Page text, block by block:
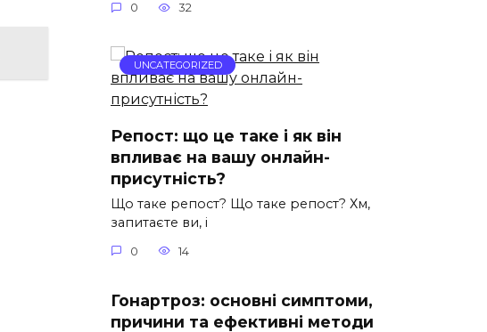
0 32
UNCATEGORIZED
Репост: що це таке і як він
впливає на вашу онлайн-
присутність?
Що таке репост? Що таке репост? Хм,
запитаєте ви, і
0 14
Гонартроз: основні симптоми,
причини та ефективні методи